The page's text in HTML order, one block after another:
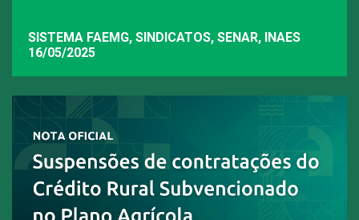
SISTEMA FAEMG, SINDICATOS, SENAR, INAES
16/05/2025